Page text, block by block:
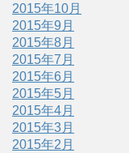
2015年10月
2015年9月
2015年8月
2015年7月
2015年6月
2015年5月
2015年4月
2015年3月
2015年2月